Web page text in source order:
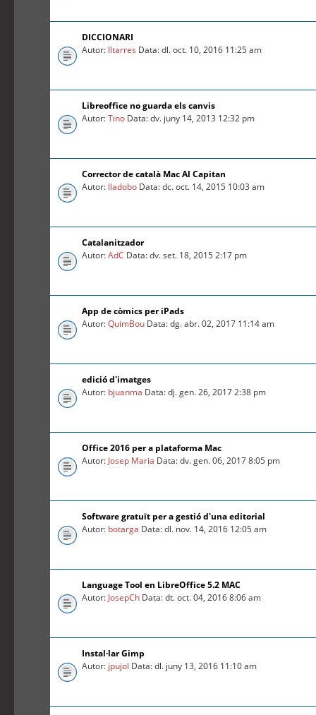
DICCIONARI
Autor: lltarres Data: dl. oct. 10, 2016 11:25 am
Libreoffice no guarda els canvis
Autor:Tino Data: dv. juny 14, 2013 12:32 pm
Corrector de català Mac Al Capitan
Autor: lladobo Data: dc. oct. 14, 2015 10:03 am
Catalanitzador
Autor:AdC Data: dv. set. 18, 2015 2:17 pm
App de còmics per iPads
Autor:QuimBou Data: dg. abr. 02, 2017 11:14 am
edició d'imatges
Autor: bjuanma Data: dj. gen. 26, 2017 2:38 pm
Office 2016 per a plataforma Mac
Autor: Josep Maria Data: dv. gen. 06, 2017 8:05 pm
Software gratuït per a gestió d'una editorial
Autor: botarga Data: dl. nov. 14, 2016 12:05 am
Language Tool en LibreOffice 5.2 MAC
Autor: JosepCh Data: dt. oct. 04, 2016 8:06 am
Instal·lar Gimp
Autor: jpujol Data: dl. juny 13, 2016 11:10 am